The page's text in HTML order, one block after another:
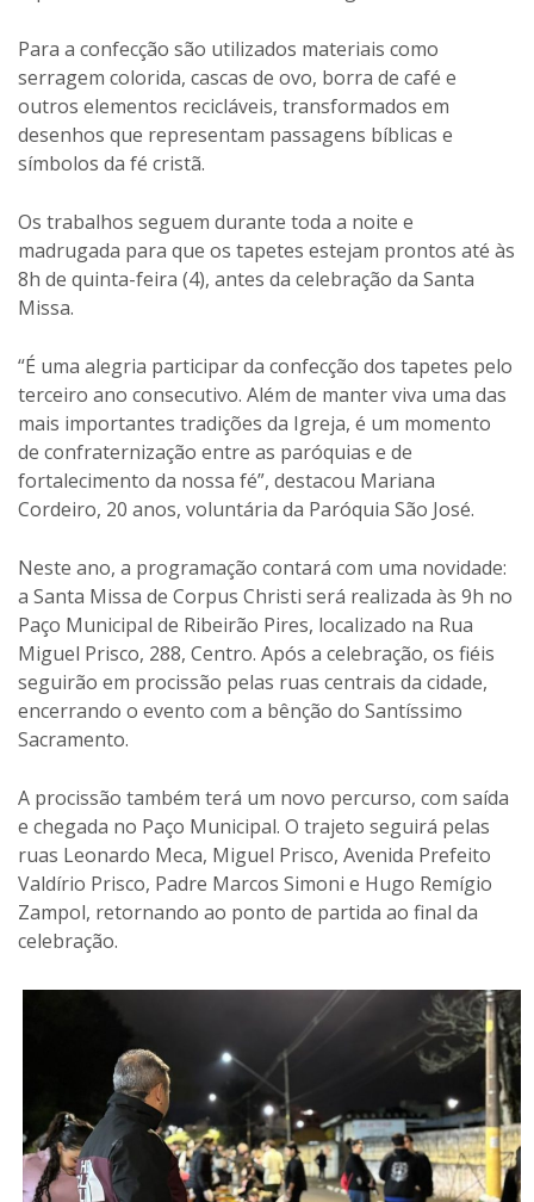
Para a confecção são utilizados materiais como
serragem colorida, cascas de ovo, borra de café e
outros elementos recicláveis, transformados em
desenhos que representam passagens bíblicas e
símbolos da fé cristã.
Os trabalhos seguem durante toda a noite e
madrugada para que os tapetes estejam prontos até às
8h de quinta-feira (4), antes da celebração da Santa
Missa.
“É uma alegria participar da confecção dos tapetes pelo
terceiro ano consecutivo. Além de manter viva uma das
mais importantes tradições da Igreja, é um momento
de confraternização entre as paróquias e de
fortalecimento da nossa fé”, destacou Mariana
Cordeiro, 20 anos, voluntária da Paróquia São José.
Neste ano, a programação contará com uma novidade:
a Santa Missa de Corpus Christi será realizada às 9h no
Paço Municipal de Ribeirão Pires, localizado na Rua
Miguel Prisco, 288, Centro. Após a celebração, os fiéis
seguirão em procissão pelas ruas centrais da cidade,
encerrando o evento com a bênção do Santíssimo
Sacramento.
A procissão também terá um novo percurso, com saída
e chegada no Paço Municipal. O trajeto seguirá pelas
ruas Leonardo Meca, Miguel Prisco, Avenida Prefeito
Valdírio Prisco, Padre Marcos Simoni e Hugo Remígio
Zampol, retornando ao ponto de partida ao final da
celebração.